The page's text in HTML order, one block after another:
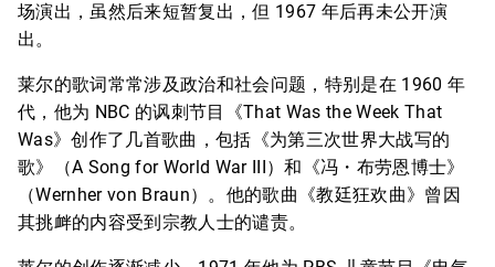
场演出，虽然后来短暂复出，但 1967 年后再未公开演
出。
莱尔的歌词常常涉及政治和社会问题，特别是在 1960 年
代，他为 NBC 的讽刺节目《That Was the Week That
Was》创作了几首歌曲，包括《为第三次世界大战写的
歌》（A Song for World War III）和《冯・布劳恩博士》
（Wernher von Braun）。他的歌曲《教廷狂欢曲》曾因
其挑衅的内容受到宗教人士的谴责。